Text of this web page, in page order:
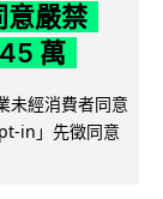
意嚴禁
萬
未經消費者同意
in」先徵同意